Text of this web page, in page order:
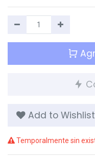
Add to Wishlist
Temporalmente sin